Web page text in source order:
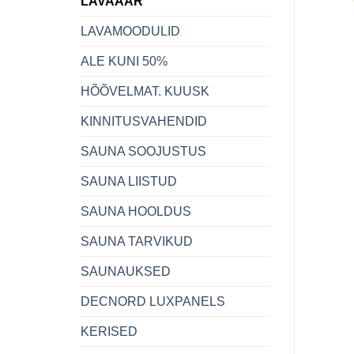
LAVAMOODULID
ALE KUNI 50%
HÕÕVELMAT. KUUSK
KINNITUSVAHENDID
SAUNA SOOJUSTUS
SAUNA LIISTUD
SAUNA HOOLDUS
SAUNA TARVIKUD
SAUNAUKSED
DECNORD LUXPANELS
KERISED